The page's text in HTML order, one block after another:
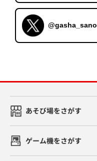
@gasha_sano
あそび場をさがす
ゲーム機をさがす